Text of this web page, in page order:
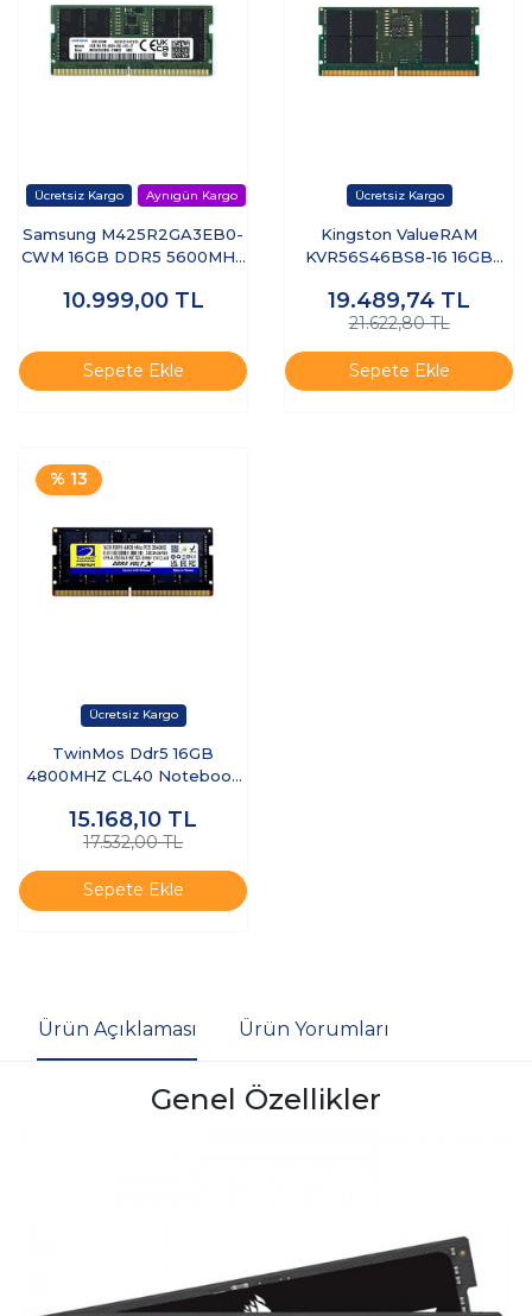
Samsung M425R2GA3EB0-
CWM 16GB DDR5 5600MHz
10.999,00 TL
Sepete Ekle
Kingston ValueRAM
KVR56S46BS8-16 16GB
CL46 Notebook RAM
SODIMM
19.489,74 TL
21.622,80 TL
Sepete Ekle
% 13
TwinMos Ddr5 16GB
4800MHZ CL40 Notebook
15.168,10 TL
17.532,00 TL
Sepete Ekle
Ürün Açıklaması Ürün Yorumları
Genel Özellikler